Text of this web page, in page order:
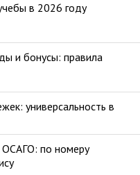
в 2026 году
и бонусы: правила
универсальность в
ОСАГО: по номеру